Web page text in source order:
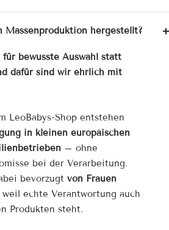
hergestellt?
bewusste Auswahl statt
dafür sind wir ehrlich mit
LeoBabys-Shop entstehen
in kleinen europäischen
– ohne
bei der Verarbeitung.
bevorzugt von Frauen
weil echte Verantwortung auch
Produkten steht.